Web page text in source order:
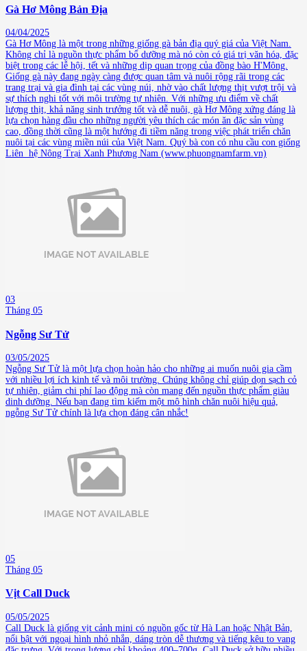
Gà Hơ Mông Bản Địa
04/04/2025
Gà Hơ Mông là một trong những giống gà bản địa quý giá của Việt Nam.
Không chỉ là nguồn thực phẩm bổ dưỡng mà nó còn có giá trị văn hóa, đặc
biệt trong các lễ hội, tết và những dịp quan trọng của đồng bào H'Mông.
Giống gà này đang ngày càng được quan tâm và nuôi rộng rãi trong các
trang trại và gia đình tại các vùng núi, nhờ vào chất lượng thịt vượt trội và
sự thích nghi tốt với môi trường tự nhiên. Với những ưu điểm về chất
lượng thịt, khả năng sinh trưởng tốt và dễ nuôi, gà Hơ Mông xứng đáng là
lựa chọn hàng đầu cho những người yêu thích các món ăn đặc sản vùng
cao, đồng thời cũng là một hướng đi tiềm năng trong việc phát triển chăn
nuôi tại các vùng miền núi của Việt Nam. Quý bà con có nhu cầu con giống
Liên hệ Nông Trại Xanh Phương Nam (www.phuongnamfarm.vn)
03
Tháng 05
Ngỗng Sư Tử
03/05/2025
Ngỗng Sư Tử là một lựa chọn hoàn hảo cho những ai muốn nuôi gia cầm
với nhiều lợi ích kinh tế và môi trường. Chúng không chỉ giúp dọn sạch cỏ
tự nhiên, giảm chi phí lao động mà còn mang đến nguồn thực phẩm giàu
dinh dưỡng. Nếu bạn đang tìm kiếm một mô hình chăn nuôi hiệu quả,
ngỗng Sư Tử chính là lựa chọn đáng cân nhắc!
05
Tháng 05
Vịt Call Duck
05/05/2025
Call Duck là giống vịt cảnh mini có nguồn gốc từ Hà Lan hoặc Nhật Bản,
nổi bật với ngoại hình nhỏ nhắn, dáng tròn dễ thương và tiếng kêu to vang